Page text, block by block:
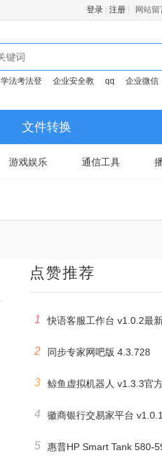
登录 注册 网站留
学法考法登 企业安全教 qq 企业微信
文件转换
游戏娱乐 通信工具
点赞推荐
1 快语客服工作台 v1.0.2最
2 同步专家网吧版 4.3.728
3 鲸鱼虚拟机器人 v1.3.3官
4 徽商银行交易家平台
5 惠普HP Smart Tank 580-